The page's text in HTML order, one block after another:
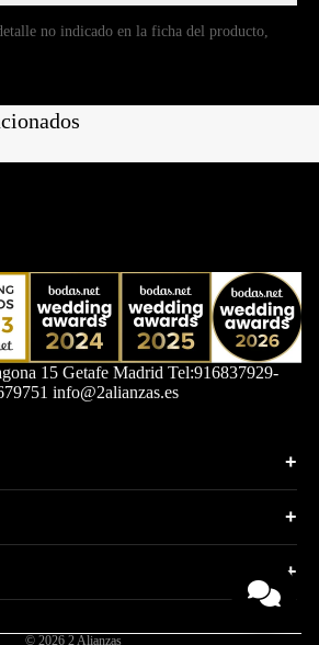
no indicado en la ficha del producto,
15 Getafe Madrid Tel:916837929-
info@2alianzas.es
+
+
+
© 2026 2 Alianzas